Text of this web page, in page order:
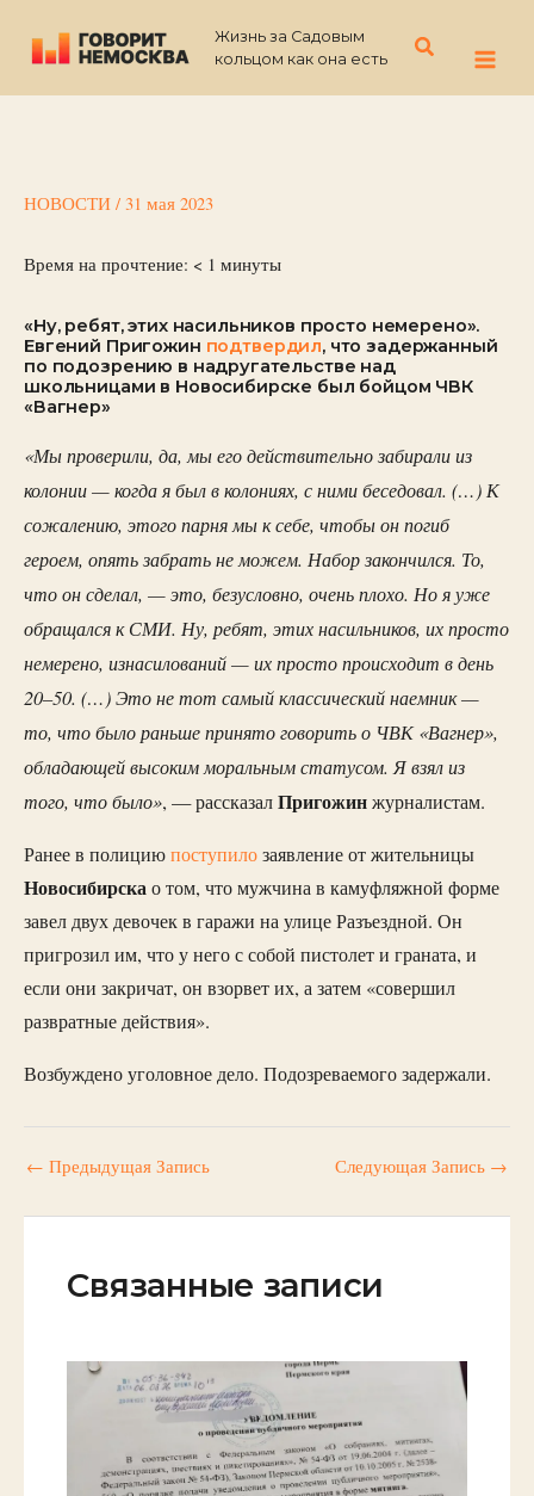
содержимому
Жизнь за Садовым
кольцом как она есть
Поиск
НОВОСТИ / 31 мая 2023
Время на прочтение: < 1 минуты
«Ну, ребят, этих насильников просто немерено».
Евгений Пригожин подтвердил, что задержанный
по подозрению в надругательстве над
школьницами в Новосибирске был бойцом ЧВК
«Вагнер»
«Мы проверили, да, мы его действительно забирали из
колонии — когда я был в колониях, с ними беседовал. (…) К
сожалению, этого парня мы к себе, чтобы он погиб
героем, опять забрать не можем. Набор закончился. То,
что он сделал, — это, безусловно, очень плохо. Но я уже
обращался к СМИ. Ну, ребят, этих насильников, их просто
немерено, изнасилований — их просто происходит в день
20–50. (…) Это не тот самый классический наемник —
то, что было раньше принято говорить о ЧВК «Вагнер»,
обладающей высоким моральным статусом. Я взял из
того, что было», — рассказалПригожинжурналистам.
Ранее в полициюпоступилозаявление от жительницы
Новосибирскао том, что мужчина в камуфляжной форме
завел двух девочек в гаражи на улице Разъездной. Он
пригрозил им, что у него с собой пистолет и граната, и
если они закричат, он взорвет их, а затем «совершил
развратные действия».
Возбуждено уголовное дело. Подозреваемого задержали.
← Предыдущая Запись Следующая Запись →
Связанные записи